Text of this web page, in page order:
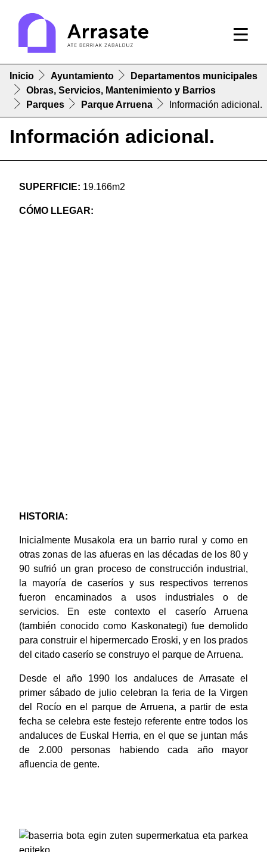
Inicio Ayuntamiento
Departamentos municipales
Obras, Servicios, Mantenimiento y Barrios
Parques
Parque Arruena Información adicional.
Información adicional.
SUPERFICIE: 19.166m2
CÓMO LLEGAR:
HISTORIA:
Inicialmente Musakola era un barrio rural y como en
otras zonas de las afueras en las décadas de los 80 y
90 sufrió un gran proceso de construcción industrial,
la mayoría de caseríos y sus respectivos terrenos
fueron encaminados a usos industriales o de
servicios. En este contexto el caserío Arruena
(también conocido como Kaskonategi) fue demolido
para construir el hipermercado Eroski, y en los prados
del citado caserío se construyo el parque de Arruena.
Desde el año 1990 los andaluces de Arrasate el
primer sábado de julio celebran la feria de la Virgen
del Rocío en el parque de Arruena, a partir de esta
fecha se celebra este festejo referente entre todos los
andaluces de Euskal Herria, en el que se juntan más
de 2.000 personas habiendo cada año mayor
afluencia de gente.